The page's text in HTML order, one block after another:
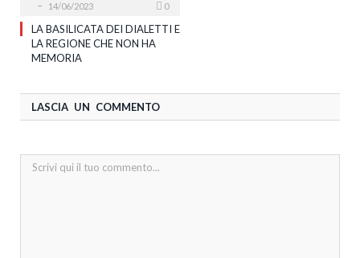
14/06/2023
0
LA BASILICATA DEI DIALETTI E
LA REGIONE CHE NON HA
MEMORIA
LASCIA UN COMMENTO